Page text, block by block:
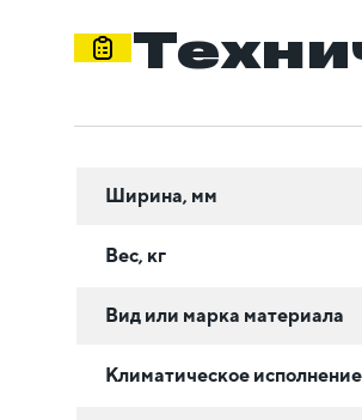
Ширина, мм
Вес, кг
Вид или марка материала
Климатическое